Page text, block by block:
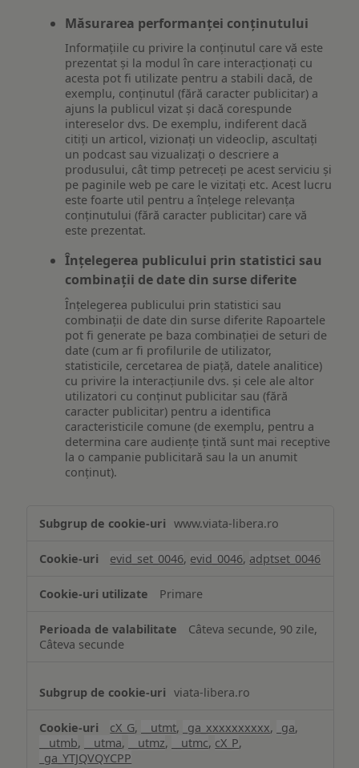
Măsurarea performanței conținutului
Informațiile cu privire la conținutul care vă este
prezentat și la modul în care interacționați cu
acesta pot fi utilizate pentru a stabili dacă, de
exemplu, conținutul (fără caracter publicitar) a
ajuns la publicul vizat și dacă corespunde
intereselor dvs. De exemplu, indiferent dacă
citiți un articol, vizionați un videoclip, ascultați
un podcast sau vizualizați o descriere a
produsului, cât timp petreceți pe acest serviciu și
pe paginile web pe care le vizitați etc. Acest lucru
este foarte util pentru a înțelege relevanța
conținutului (fără caracter publicitar) care vă
este prezentat.
Înțelegerea publicului prin statistici sau
combinații de date din surse diferite
Înțelegerea publicului prin statistici sau
combinații de date din surse diferite Rapoartele
pot fi generate pe baza combinației de seturi de
date (cum ar fi profilurile de utilizator,
statisticile, cercetarea de piață, datele analitice)
cu privire la interacțiunile dvs. și cele ale altor
utilizatori cu conținut publicitar sau (fără
caracter publicitar) pentru a identifica
caracteristicile comune (de exemplu, pentru a
determina care audiențe țintă sunt mai receptive
la o campanie publicitară sau la un anumit
conținut).
www.viata-libera.ro
evid_set_0046, evid_0046, adptset_0046
Primare
Câteva secunde, 90 zile,
Câteva secunde
viata-libera.ro
cX_G, __utmt, _ga_xxxxxxxxxx, _ga,
__utmb, __utma, __utmz, __utmc, cX_P,
_ga_YTJQVQYCPP